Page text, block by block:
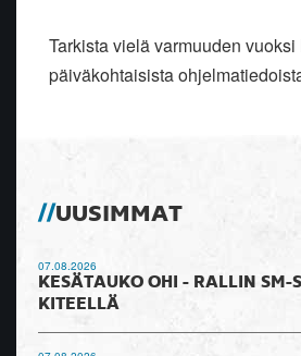
Tarkista vielä varmuuden
päiväkohtaisista
UUSIMMAT
07.08.2026
KESÄTAUKO OHI - RALLIN SM-
KITEELLÄ